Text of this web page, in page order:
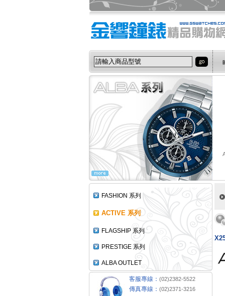
FASHION 系列
ACTIVE 系列
FLAGSHIP 系列
PRESTIGE 系列
ALBA OUTLET
客服專線： (02)2382-5522
傳真專線： (02)2371-3216